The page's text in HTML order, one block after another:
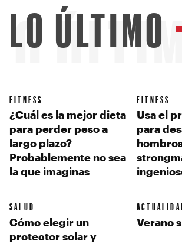
LO ÚLTIMO
FITNESS
¿Cuál es la mejor dieta
para perder peso a
largo plazo?
Probablemente no sea
la que imaginas
FITNESS
Usa el
para
SALUD
Cómo elegir un
protector solar y
Verano